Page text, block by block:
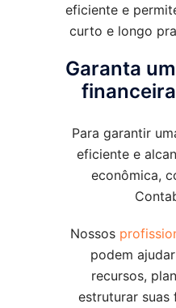
eficiente e
curto e longo
Garanta
Para garantir
eficiente e
econômica,
Nossos
podem
recursos,
estruturar suas